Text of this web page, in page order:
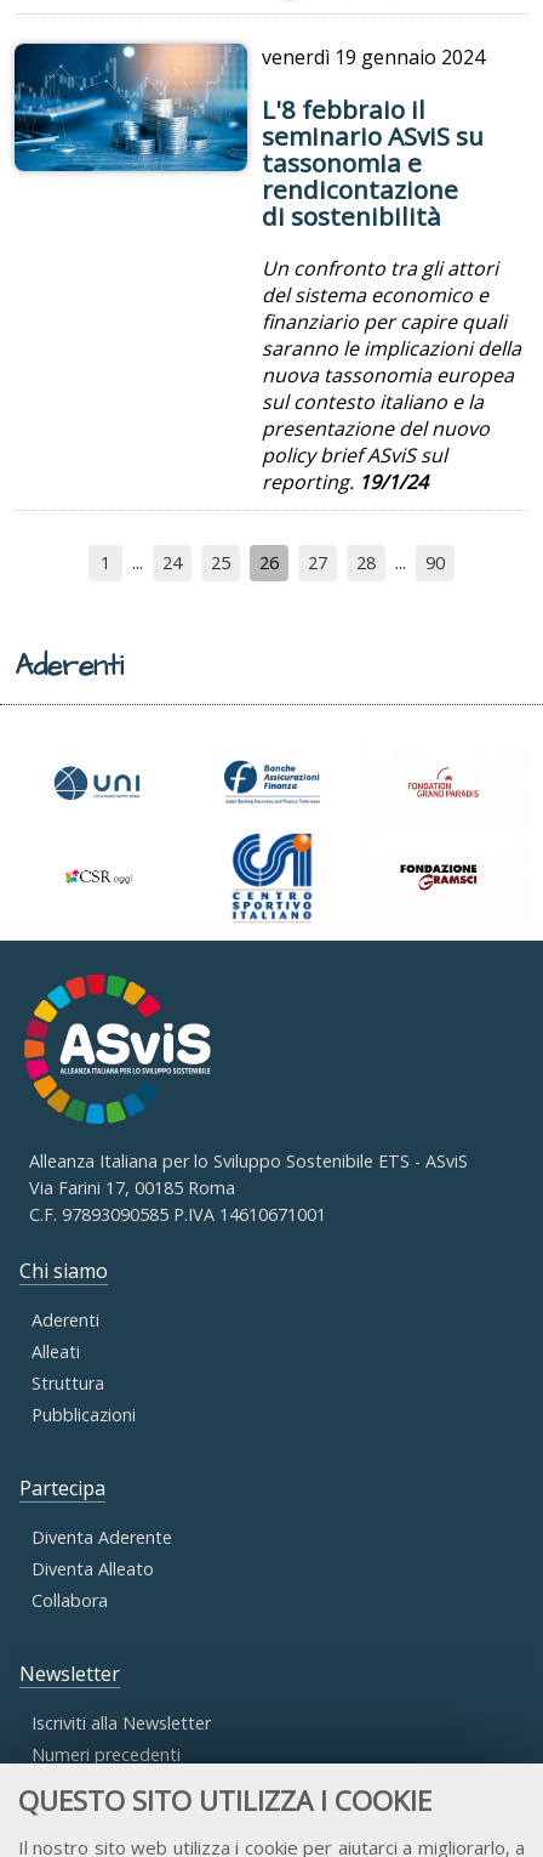
QUESTO SITO UTILIZZA I COOKIE
Il nostro sito web utilizza i cookie per aiutarci a migliorarlo, a
venerdì 19 gennaio 2024
L'8 febbraio il
seminario ASviS su
tassonomia e
rendicontazione
di sostenibilità
Un confronto tra gli attori
del sistema economico e
finanziario per capire quali
saranno le implicazioni della
nuova tassonomia europea
sul contesto italiano e la
presentazione del nuovo
policy brief ASviS sul
reporting. 19/1/24
1 24 25 26 27 28 90
Aderenti
Alleanza Italiana per lo Sviluppo Sostenibile ETS - ASviS
Via Farini 17, 00185 Roma
C.F. 97893090585 P.IVA 14610671001
Chi siamo
Aderenti
Alleati
Struttura
Pubblicazioni
Partecipa
Diventa Aderente
Diventa Alleato
Collabora
Newsletter
Iscriviti alla Newsletter
Numeri precedenti